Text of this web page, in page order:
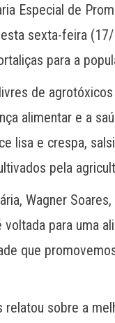
Especial de
sexta-feira
para a
de
alimentar e a
lisa e crespa,
pela
Wagner
para uma
que
sobre a